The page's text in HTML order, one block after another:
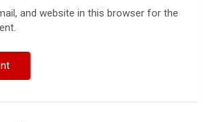
and website in this browser for the